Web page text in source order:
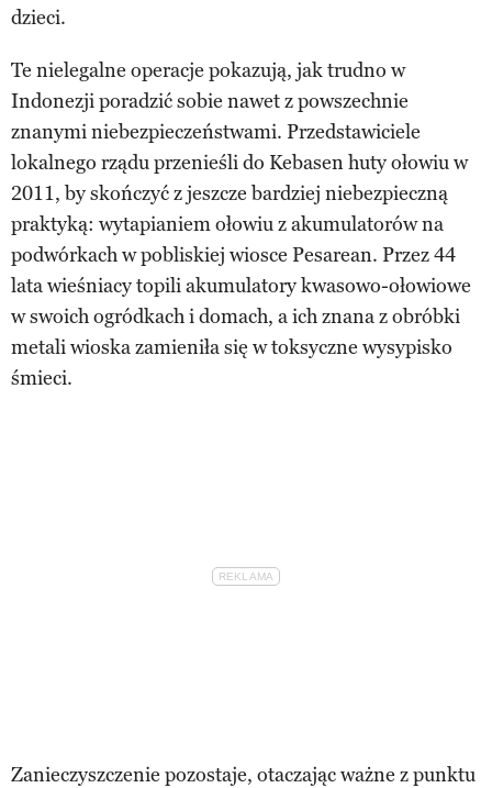
dzieci.
Te nielegalne operacje pokazują, jak trudno w
Indonezji poradzić sobie nawet z powszechnie
znanymi niebezpieczeństwami. Przedstawiciele
lokalnego rządu przenieśli do Kebasen huty ołowiu w
2011, by skończyć z jeszcze bardziej niebezpieczną
praktyką: wytapianiem ołowiu z akumulatorów na
podwórkach w pobliskiej wiosce Pesarean. Przez 44
lata wieśniacy topili akumulatory kwasowo-ołowiowe
w swoich ogródkach i domach, a ich znana z obróbki
metali wioska zamieniła się w toksyczne wysypisko
śmieci.
Zanieczyszczenie pozostaje, otaczając ważne z punktu